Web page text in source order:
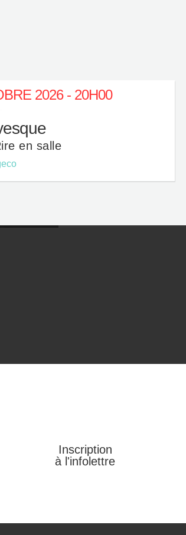
2026 - 20H00
en salle
Inscription
à l'infolettre